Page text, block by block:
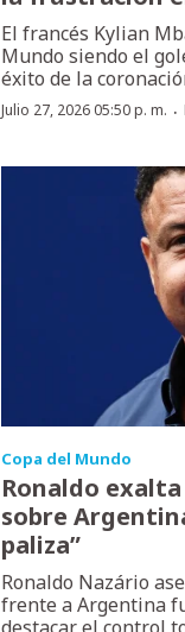
El francés Kylian
Mundo siendo el
éxito de la
Julio 27, 2026 05:50 p. m. ·
Copa del Mundo
Ronaldo
sobre
paliza”
Ronaldo Nazário
frente a Argentina